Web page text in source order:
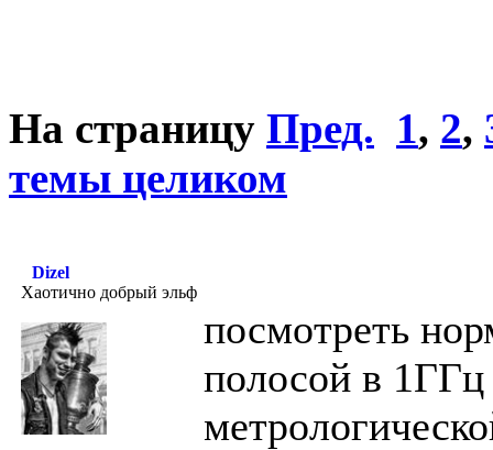
На страницу Пред. 1, 2,
темы целиком
Dizel
Хаотично добрый эльф
посмотреть
полосой в